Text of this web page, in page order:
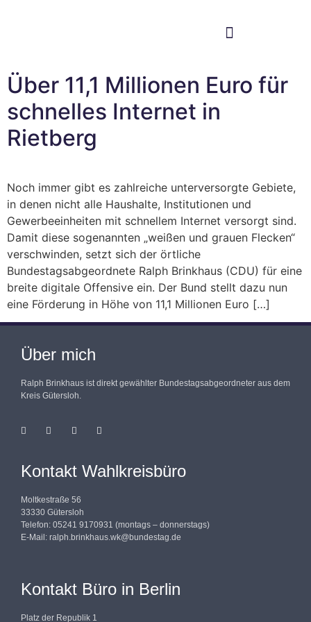
Über 11,1 Millionen Euro für
schnelles Internet in
Rietberg
Noch immer gibt es zahlreiche unterversorgte Gebiete,
in denen nicht alle Haushalte, Institutionen und
Gewerbeeinheiten mit schnellem Internet versorgt sind.
Damit diese sogenannten „weißen und grauen Flecken“
verschwinden, setzt sich der örtliche
Bundestagsabgeordnete Ralph Brinkhaus (CDU) für eine
breite digitale Offensive ein. Der Bund stellt dazu nun
eine Förderung in Höhe von 11,1 Millionen Euro […]
Über mich
Ralph Brinkhaus ist direkt gewählter Bundestagsabgeordneter aus dem
Kreis Gütersloh.
Kontakt Wahlkreisbüro
Moltkestraße 56
33330 Gütersloh
Telefon: 05241 9170931 (montags – donnerstags)
E-Mail: ralph.brinkhaus.wk@bundestag.de
Kontakt Büro in Berlin
Platz der Republik 1